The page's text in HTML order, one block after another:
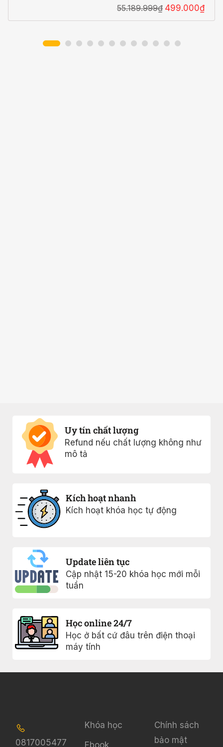
55.189.999₫ 499.000₫
Uy tín chất lượng
Refund nếu chất lượng không như
mô tả
Kích hoạt nhanh
Kích hoạt khóa học tự động
Update liên tục
Cập nhật 15-20 khóa học mới mỗi
tuần
Học online 24/7
Học ở bất cứ đâu trên điện thoại
máy tính
0817005477
Khóa học
Ebook
Chính sách
bảo mật